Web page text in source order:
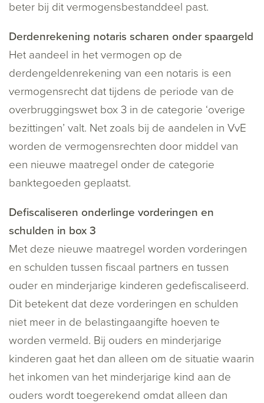
beter bij dit vermogensbestanddeel past.
Derdenrekening notaris scharen onder spaargeld
Het aandeel in het vermogen op de
derdengeldenrekening van een notaris is een
vermogensrecht dat tijdens de periode van de
overbruggingswet box 3 in de categorie ‘overige
bezittingen’ valt. Net zoals bij de aandelen in VvE
worden de vermogensrechten door middel van
een nieuwe maatregel onder de categorie
banktegoeden geplaatst.
Defiscaliseren onderlinge vorderingen en
schulden in box 3
Met deze nieuwe maatregel worden vorderingen
en schulden tussen fiscaal partners en tussen
ouder en minderjarige kinderen gedefiscaliseerd.
Dit betekent dat deze vorderingen en schulden
niet meer in de belastingaangifte hoeven te
worden vermeld. Bij ouders en minderjarige
kinderen gaat het dan alleen om de situatie waarin
het inkomen van het minderjarige kind aan de
ouders wordt toegerekend omdat alleen dan